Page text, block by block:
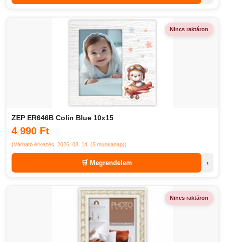
Nincs raktáron
ZEP ER646B Colin Blue 10x15
4 990 Ft
(Várható érkezés: 2026. 08. 14. (5 munkanap))
🛒 Megrendelem ›
Nincs raktáron